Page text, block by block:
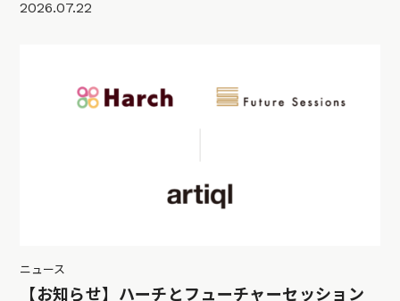
2026.07.22
ニュース
【お知らせ】ハーチとフューチャーセッション